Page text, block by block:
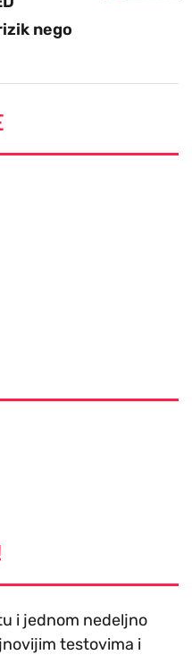
nego
i jednom nedeljno
testovima i